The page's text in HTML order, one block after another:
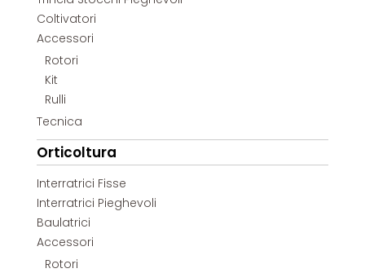
Coltivatori
Accessori
Rotori
Kit
Rulli
Tecnica
Orticoltura
Interratrici Fisse
Interratrici Pieghevoli
Baulatrici
Accessori
Rotori